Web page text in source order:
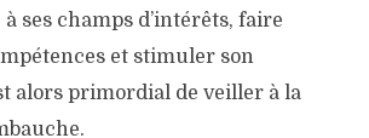
ses champs d’intérêts, faire
et stimuler son
alors primordial de veiller à la